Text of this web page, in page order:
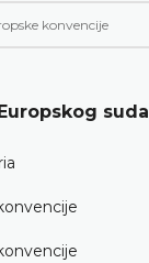
suda